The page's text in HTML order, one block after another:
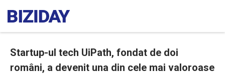
Startup-ul tech UiPath, fondat de doi
români, a devenit una din cele mai valoroase